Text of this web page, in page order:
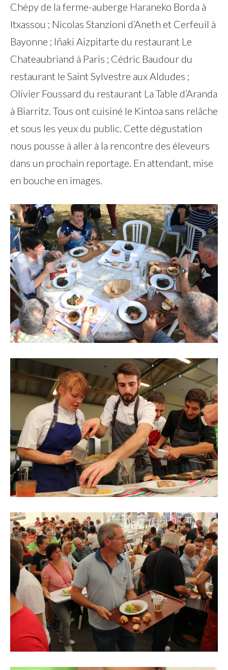
Chépy de la ferme-auberge Haraneko Borda à
Itxassou ; Nicolas Stanzioni d’Aneth et Cerfeuil à
Bayonne ; Iñaki Aizpitarte du restaurant Le
Chateaubriand à Paris ; Cédric Baudour du
restaurant le Saint Sylvestre aux Aldudes ;
Olivier Foussard du restaurant La Table d’Aranda
à Biarritz. Tous ont cuisiné le Kintoa sans relâche
et sous les yeux du public. Cette dégustation
nous pousse à aller à la rencontre des éleveurs
dans un prochain reportage. En attendant, mise
en bouche en images.